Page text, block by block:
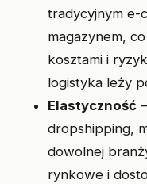
tradycyjnym e-
magazynem,
kosztami i
logistyka leży
Elastyczność
dropshipping,
dowolnej
rynkowe i